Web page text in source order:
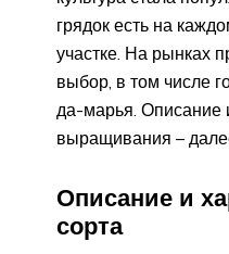
грядок есть на
участке. На рынках
выбор, в том числе
да-марья. Описание
выращивания –
Описание и
сорта